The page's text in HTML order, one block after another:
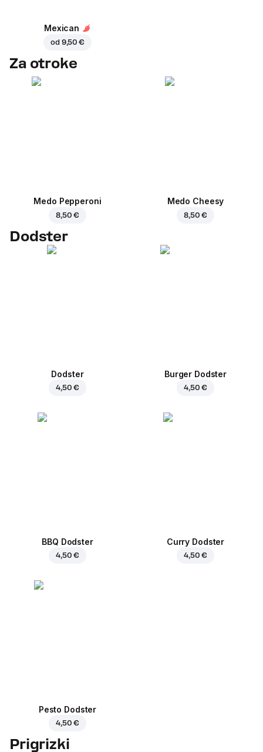
Mexican
od 9,50 €
Za otroke
Medo Pepperoni
8,50 €
Medo Cheesy
8,50 €
Dodster
Dodster
4,50 €
Burger Dodster
4,50 €
BBQ Dodster
4,50 €
Curry Dodster
4,50 €
Pesto Dodster
4,50 €
Prigrizki